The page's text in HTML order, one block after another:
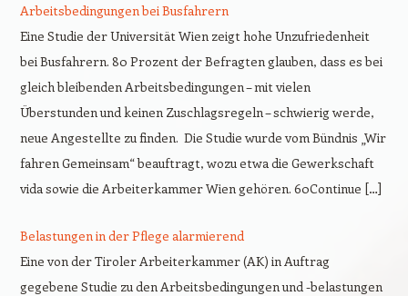
Arbeitsbedingungen bei Busfahrern
Eine Studie der Universität Wien zeigt hohe Unzufriedenheit
bei Busfahrern. 80 Prozent der Befragten glauben, dass es bei
gleich bleibenden Arbeitsbedingungen – mit vielen
Überstunden und keinen Zuschlagsregeln – schwierig werde,
neue Angestellte zu finden. Die Studie wurde vom Bündnis „Wir
fahren Gemeinsam“ beauftragt, wozu etwa die Gewerkschaft
vida sowie die Arbeiterkammer Wien gehören. 60Continue […]
Belastungen in der Pflege alarmierend
Eine von der Tiroler Arbeiterkammer (AK) in Auftrag
gegebene Studie zu den Arbeitsbedingungen und -belastungen